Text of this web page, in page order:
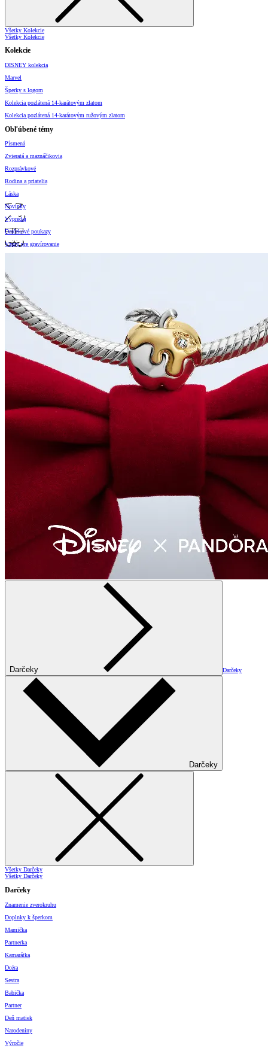
Všetky Kolekcie
Všetky Kolekcie
Kolekcie
DISNEY kolekcia
Marvel
Šperky s logom
Kolekcia pozlátená 14-karátovým zlatom
Kolekcia pozlátená 14-karátovým ružovým zlatom
Obľúbené témy
Písmená
Zvieratá a maznáčikovia
Rozprávkové
Rodina a priatelia
Láska
Novinky
Výpredaj
Darčekové poukazy
Vzory pre gravírovanie
Darčeky Darčeky
Darčeky
Všetky Darčeky
Všetky Darčeky
Darčeky
Znamenie zverokruhu
Doplnky k šperkom
Mamička
Partnerka
Kamarátka
Dcéra
Sestra
Babička
Partner
Deň matiek
Narodeniny
Výročie